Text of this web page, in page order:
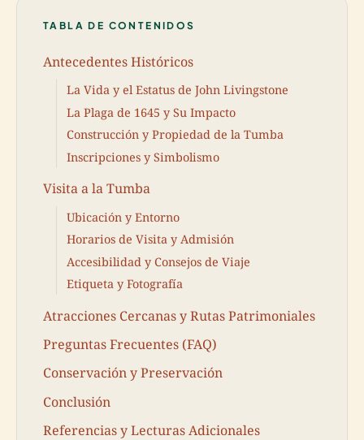
TABLA DE CONTENIDOS
Antecedentes Históricos
La Vida y el Estatus de John Livingstone
La Plaga de 1645 y Su Impacto
Construcción y Propiedad de la Tumba
Inscripciones y Simbolismo
Visita a la Tumba
Ubicación y Entorno
Horarios de Visita y Admisión
Accesibilidad y Consejos de Viaje
Etiqueta y Fotografía
Atracciones Cercanas y Rutas Patrimoniales
Preguntas Frecuentes (FAQ)
Conservación y Preservación
Conclusión
Referencias y Lecturas Adicionales